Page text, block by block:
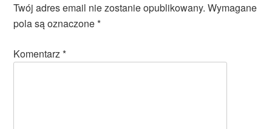
Twój adres email nie zostanie opublikowany. Wymagane
pola są oznaczone*
Komentarz*